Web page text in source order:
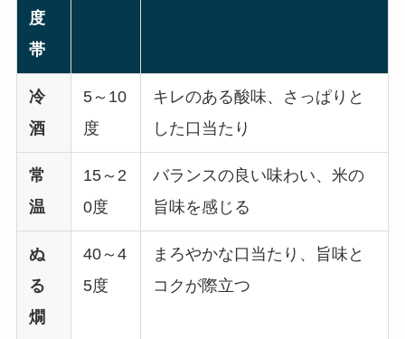
度
帯
冷
酒
5～10
度
キレのある酸味、さっぱりと
した口当たり
常
温
15～2
0度
バランスの良い味わい、米の
旨味を感じる
ぬ
る
燗
40～4
5度
まろやかな口当たり、旨味と
コクが際立つ